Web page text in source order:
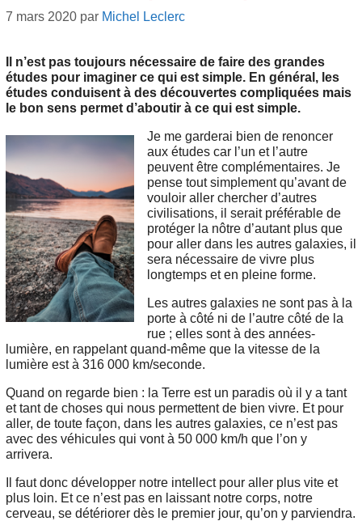
7 mars 2020 par Michel Leclerc
Il n’est pas toujours nécessaire de faire des grandes
études pour imaginer ce qui est simple. En général, les
études conduisent à des découvertes compliquées mais
le bon sens permet d’aboutir à ce qui est simple.
Je me garderai bien de renoncer
aux études car l’un et l’autre
peuvent être complémentaires. Je
pense tout simplement qu’avant de
vouloir aller chercher d’autres
civilisations, il serait préférable de
protéger la nôtre d’autant plus que
pour aller dans les autres galaxies, il
sera nécessaire de vivre plus
longtemps et en pleine forme.
Les autres galaxies ne sont pas à la
porte à côté ni de l’autre côté de la
rue ; elles sont à des années-
lumière, en rappelant quand-même que la vitesse de la
lumière est à 316 000 km/seconde.
Quand on regarde bien : la Terre est un paradis où il y a tant
et tant de choses qui nous permettent de bien vivre. Et pour
aller, de toute façon, dans les autres galaxies, ce n’est pas
avec des véhicules qui vont à 50 000 km/h que l’on y
arrivera.
Il faut donc développer notre intellect pour aller plus vite et
plus loin. Et ce n’est pas en laissant notre corps, notre
cerveau, se détériorer dès le premier jour, qu’on y parviendra.